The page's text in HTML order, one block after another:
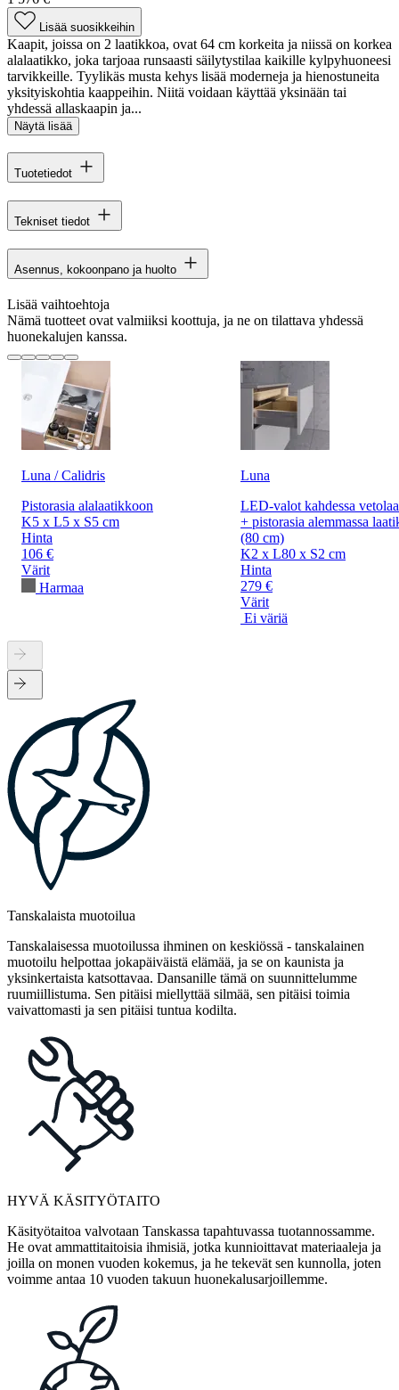
Lisää suosikkeihin
Kaapit, joissa on 2 laatikkoa, ovat 64 cm korkeita ja niissä on korkea
alalaatikko, joka tarjoaa runsaasti säilytystilaa kaikille kylpyhuoneesi
tarvikkeille. Tyylikäs musta kehys lisää moderneja ja hienostuneita
yksityiskohtia kaappeihin. Niitä voidaan käyttää yksinään tai
yhdessä allaskaapin ja...
Näytä lisää
Tuotetiedot
Tekniset tiedot
Asennus, kokoonpano ja huolto
Lisää vaihtoehtoja
Nämä tuotteet ovat valmiiksi koottuja, ja ne on tilattava yhdessä
huonekalujen kanssa.
Luna / Calidris
Pistorasia alalaatikkoon
K5 x L5 x S5 cm
Hinta
106 €
Värit
Harmaa
Luna
LED-valot kahdessa
+ pistorasia alemmassa
(80 cm)
K2 x L80 x S2 cm
Hinta
279 €
Värit
Ei väriä
Tanskalaista muotoilua
Tanskalaisessa muotoilussa ihminen on keskiössä - tanskalainen
muotoilu helpottaa jokapäiväistä elämää, ja se on kaunista ja
yksinkertaista katsottavaa. Dansanille tämä on suunnittelumme
ruumiillistuma. Sen pitäisi miellyttää silmää, sen pitäisi toimia
vaivattomasti ja sen pitäisi tuntua kodilta.
HYVÄ KÄSITYÖTAITO
Käsityötaitoa valvotaan Tanskassa tapahtuvassa tuotannossamme.
He ovat ammattitaitoisia ihmisiä, jotka kunnioittavat materiaaleja ja
joilla on monen vuoden kokemus, ja he tekevät sen kunnolla, joten
voimme antaa 10 vuoden takuun huonekalusarjoillemme.